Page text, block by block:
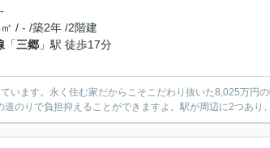
/ - /築2年 /2階建
「三郷 」駅 徒歩17分
います。永く住む家だからこそこだわり抜いた8,025万円
のりで負担抑えることができますよ。駅が周辺に2つあり